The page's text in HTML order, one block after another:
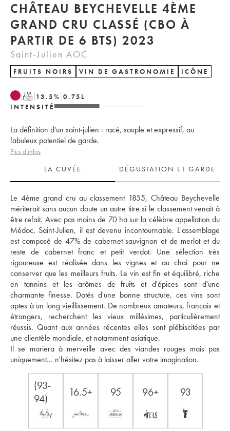
CHÂTEAU BEYCHEVELLE 4ÈME
GRAND CRU CLASSÉ (CBO À
PARTIR DE 6 BTS) 2023
Saint-Julien AOC
FRUITS NOIRS VIN DE GASTRONOMIE ICÔNE
T 13.5% 0.75 L
INTENSITÉ
La définition d'un saint-julien : racé, souple et expressif, au
fabuleux potentiel de garde.
Plus d'infos
LA CUVÉE
DÉGUSTATION ET GARDE
Le 4ème grand cru au classement 1855, Château Beychevelle
mériterait sans aucun doute un autre titre si le classement venait à
être refait. Avec pas moins de 70 ha sur la célèbre appellation du
Médoc, Saint-Julien, il est devenu incontournable. L'assemblage
est composé de 47% de cabernet sauvignon et de merlot et du
reste de cabernet franc et petit verdot. Une sélection très
rigoureuse est réalisée dans les vignes et au chai pour ne
conserver que les meilleurs fruits. Le vin est fin et équilibré, riche
en tannins et les arômes de fruits et d'épices sont d'une
charmante finesse. Dotés d'une bonne structure, ces vins sont
aptes à un long vieillissement. De nombreux amateurs, français et
étrangers, recherchent les vieux millésimes, particulièrement
réussis. Quant aux années récentes elles sont plébiscitées par
une clientèle mondiale, et notamment asiatique.
Il se mariera à merveille avec des viandes rouges mais pas
(93-
94)
16.5+ 95 96+ 93